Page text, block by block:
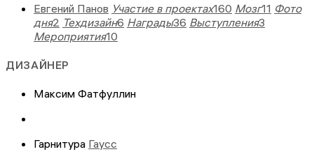
Евгений Панов Участие в проектах160 Мозг11 Фото
дня2 Техдизайн6 Награды36 Выступления3
Мероприятия10
ДИЗАЙНЕР
Максим Фатфуллин
Гарнитура Гаусс